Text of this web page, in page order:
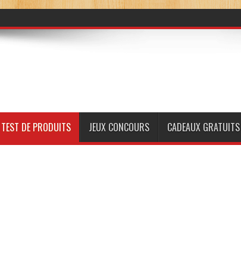
TEST DE PRODUITS JEUX CONCOURS CADEAUX GRATUITS